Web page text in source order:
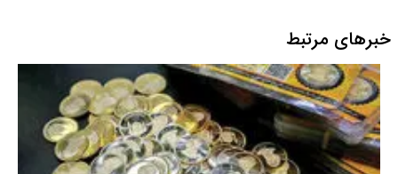
خبرهای مرتبط